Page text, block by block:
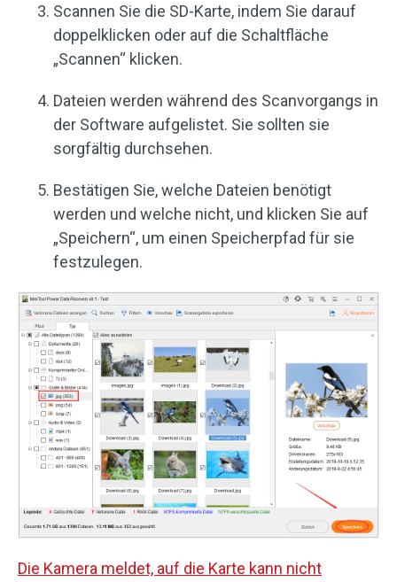
Scannen Sie die SD-Karte, indem Sie darauf
doppelklicken oder auf die Schaltfläche
„Scannen“ klicken.
Dateien werden während des Scanvorgangs in
der Software aufgelistet. Sie sollten sie
sorgfältig durchsehen.
Bestätigen Sie, welche Dateien benötigt
werden und welche nicht, und klicken Sie auf
„Speichern“, um einen Speicherpfad für sie
festzulegen.
Die Kamera meldet, auf die Karte kann nicht